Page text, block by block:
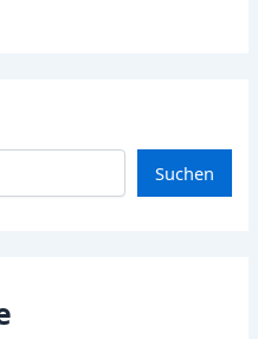
Suchen